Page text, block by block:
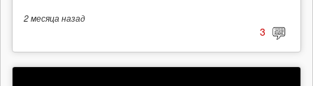
2 месяцаназад
3